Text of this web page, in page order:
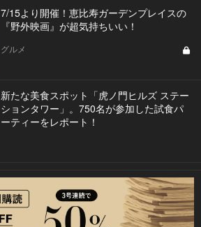
7/15より開催！恵比寿ガーデンプレイスの
『野外映画』が超気持ちいい！
グルメ
新たな美食スポット「虎ノ門ヒルズ ステー
ションタワー」。750名が参加した試食パ
ーティーをレポート！